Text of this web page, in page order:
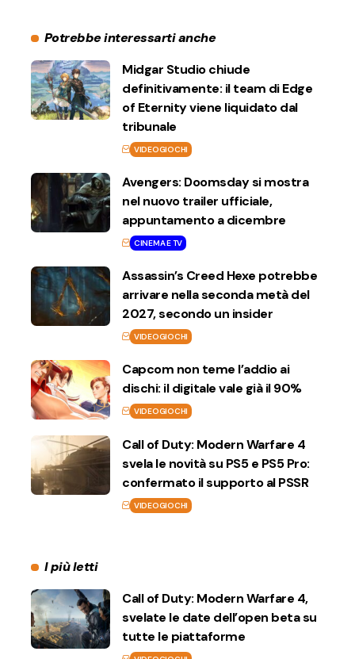
Potrebbe interessarti anche
Midgar Studio chiude
definitivamente: il team di Edge
of Eternity viene liquidato dal
tribunale
VIDEOGIOCHI
Avengers: Doomsday si mostra
nel nuovo trailer ufficiale,
appuntamento a dicembre
CINEMA E TV
Assassin’s Creed Hexe potrebbe
arrivare nella seconda metà del
2027, secondo un insider
VIDEOGIOCHI
Capcom non teme l’addio ai
dischi: il digitale vale già il 90%
VIDEOGIOCHI
Call of Duty: Modern Warfare 4
svela le novità su PS5 e PS5 Pro:
confermato il supporto al PSSR
VIDEOGIOCHI
I più letti
Call of Duty: Modern Warfare 4,
svelate le date dell’open beta su
tutte le piattaforme